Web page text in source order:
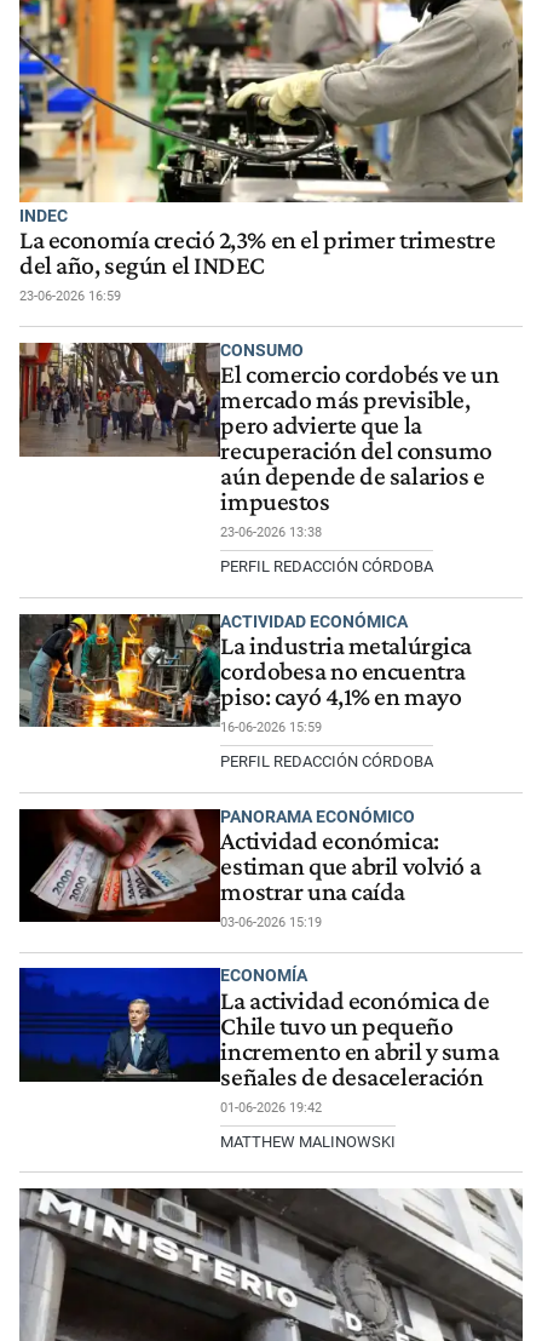
INDEC
La economía creció 2,3% en el primer trimestre
del año, según el INDEC
23-06-2026 16:59
CONSUMO
El comercio cordobés ve un
mercado más previsible,
pero advierte que la
recuperación del consumo
aún depende de salarios e
impuestos
23-06-2026 13:38
PERFIL REDACCIÓN CÓRDOBA
ACTIVIDAD ECONÓMICA
La industria metalúrgica
cordobesa no encuentra
piso: cayó 4,1% en mayo
16-06-2026 15:59
PERFIL REDACCIÓN CÓRDOBA
PANORAMA ECONÓMICO
Actividad económica:
estiman que abril volvió a
mostrar una caída
03-06-2026 15:19
ECONOMÍA
La actividad económica de
Chile tuvo un pequeño
incremento en abril y suma
señales de desaceleración
01-06-2026 19:42
MATTHEW MALINOWSKI